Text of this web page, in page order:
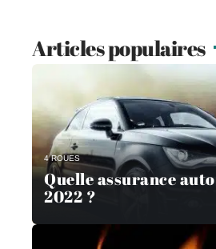
Articles populaires
4 ROUES
Quelle assurance
2022 ?